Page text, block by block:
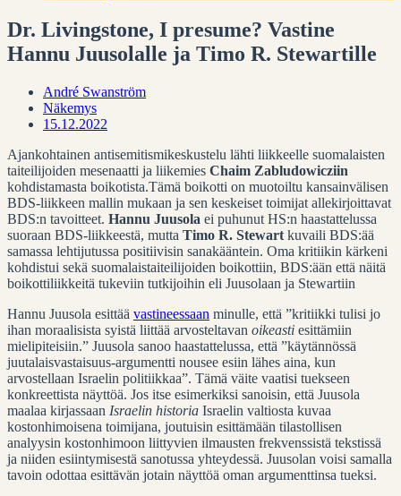
Dr. Livingstone, I presume? Vastine
Hannu Juusolalle ja Timo R. Stewartille
André Swanström
Näkemys
15.12.2022
Ajankohtainen antisemitismikeskustelu lähti liikkeelle suomalaisten
taiteilijoiden mesenaatti ja liikemies Chaim Zabludowicziin
kohdistamasta boikotista.Tämä boikotti on muotoiltu kansainvälisen
BDS-liikkeen mallin mukaan ja sen keskeiset toimijat allekirjoittavat
BDS:n tavoitteet. Hannu Juusola ei puhunut HS:n haastattelussa
suoraan BDS-liikkeestä, mutta Timo R. Stewart kuvaili BDS:ää
samassa lehtijutussa positiivisin sanakääntein. Oma kritiikin kärkeni
kohdistui sekä suomalaistaiteilijoiden boikottiin, BDS:ään että näitä
boikottiliikkeitä tukeviin tutkijoihin eli Juusolaan ja Stewartiin
Hannu Juusola esittää vastineessaan minulle, että ”kritiikki tulisi jo
ihan moraalisista syistä liittää arvosteltavan oikeasti esittämiin
mielipiteisiin.” Juusola sanoo haastattelussa, että ”käytännössä
juutalaisvastaisuus-argumentti nousee esiin lähes aina, kun
arvostellaan Israelin politiikkaa”. Tämä väite vaatisi tuekseen
konkreettista näyttöä. Jos itse esimerkiksi sanoisin, että Juusola
maalaa kirjassaan Israelin historia Israelin valtiosta kuvaa
kostonhimoisena toimijana, joutuisin esittämään tilastollisen
analyysin kostonhimoon liittyvien ilmausten frekvenssistä tekstissä
ja niiden esiintymisestä sanotussa yhteydessä. Juusolan voisi samalla
tavoin odottaa esittävän jotain näyttöä oman argumenttinsa tueksi.